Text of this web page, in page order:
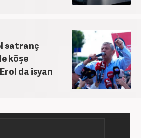
satranç
köşe
da isyan